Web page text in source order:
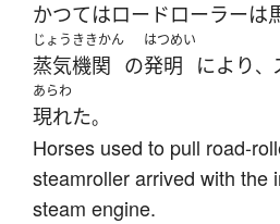
かつてはロードローラーは
じょうききかん
蒸気機関 の
はつめい
発明 により、
あらわ
現れた。
Horses used to pull road-
steamroller arrived with the
steam engine.